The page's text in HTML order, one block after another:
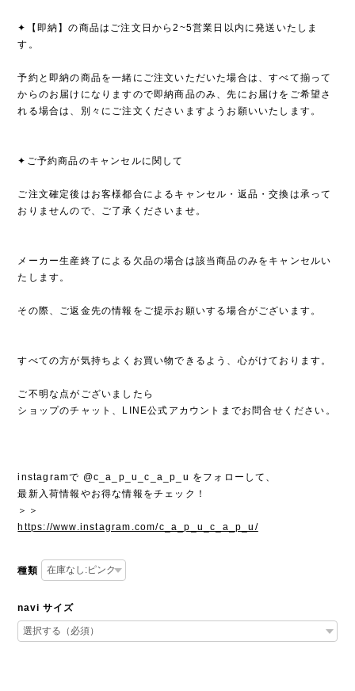
✦【即納】の商品はご注文日から2~5営業日以内に発送いたしま
す。
予約と即納の商品を一緒にご注文いただいた場合は、すべて揃って
からのお届けになりますので即納商品のみ、先にお届けをご希望さ
れる場合は、別々にご注文くださいますようお願いいたします。
✦ご予約商品のキャンセルに関して
ご注文確定後はお客様都合によるキャンセル・返品・交換は承って
おりませんので、ご了承くださいませ。
メーカー生産終了による欠品の場合は該当商品のみをキャンセルい
たします。
その際、ご返金先の情報をご提示お願いする場合がございます。
すべての方が気持ちよくお買い物できるよう、心がけております。
ご不明な点がございましたら
ショップのチャット、LINE公式アカウントまでお問合せください。
instagramで @c_a_p_u_c_a_p_u をフォローして、
最新入荷情報やお得な情報をチェック！
＞＞
https://www.instagram.com/c_a_p_u_c_a_p_u/
種類
navi サイズ